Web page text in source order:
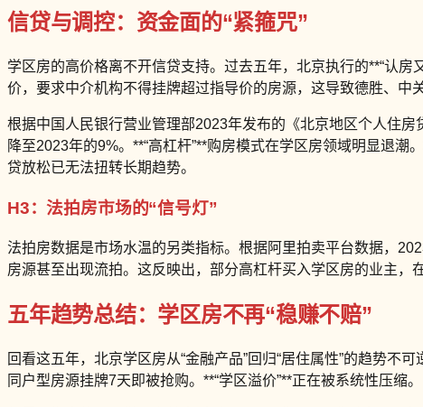
信贷与调控：资金面的“紧箍咒”
学区房的高价格离不开信贷支持。过去五年，北京执行的**“认
价，要求中介机构不得挂牌超过指导价的房源，这导致德胜、中
根据中国人民银行营业管理部2023年发布的《北京地区个人住
降至2023年的9%。**“高杠杆”**购房模式在学区房领域明显退
贷放松已无法扭转长期趋势。
H3：法拍房市场的“信号灯”
法拍房数据是市场水温的另类指标。根据阿里拍卖平台数据，
房源甚至出现流拍。这反映出，部分高杠杆买入学区房的业主，
五年趋势总结：学区房不再“稳赚不赔”
回看这五年，北京学区房从“金融产品”回归“居住属性”的趋势不
同户型房源挂牌7天即被抢购。**“学区溢价”**正在被系统性压缩。